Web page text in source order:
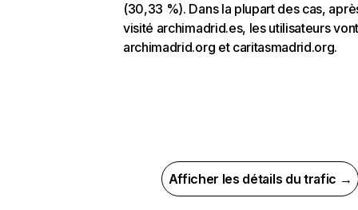
(30,33 %). Dans la plupart des cas,
visité archimadrid.es, les utilisateurs
archimadrid.org et caritasmadrid.org.
Afficher les détails du trafic →